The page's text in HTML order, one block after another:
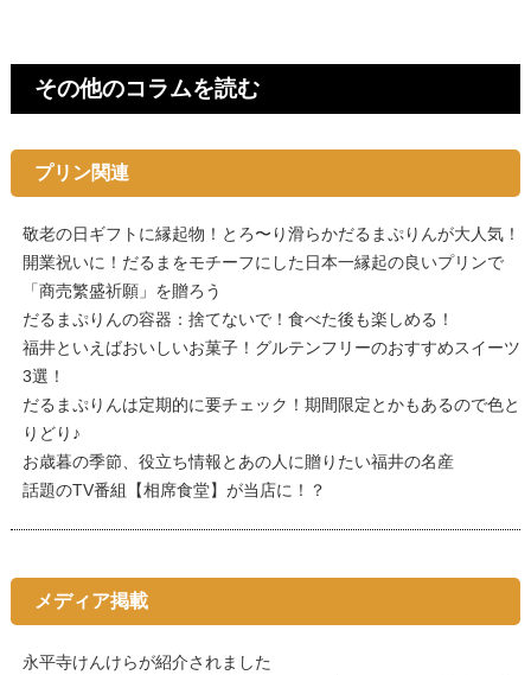
その他のコラムを読む
プリン関連
敬老の日ギフトに縁起物！とろ〜り滑らかだるまぷりんが大人気！
開業祝いに！だるまをモチーフにした日本一縁起の良いプリンで
「商売繁盛祈願」を贈ろう
だるまぷりんの容器：捨てないで！食べた後も楽しめる！
福井といえばおいしいお菓子！グルテンフリーのおすすめスイーツ
3選！
だるまぷりんは定期的に要チェック！期間限定とかもあるので色と
りどり♪
お歳暮の季節、役立ち情報とあの人に贈りたい福井の名産
話題のTV番組【相席食堂】が当店に！？
メディア掲載
永平寺けんけらが紹介されました